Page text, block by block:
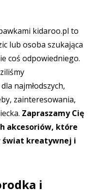
kidaroo.pl to
lub osoba szukająca
coś odpowiedniego.
najmłodszych,
zainteresowania,
Zapraszamy Cię
akcesoriów, które
świat kreatywnej i
i